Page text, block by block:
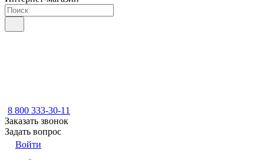
8 800 333-30-11
Заказать звонок
Задать вопрос
Войти